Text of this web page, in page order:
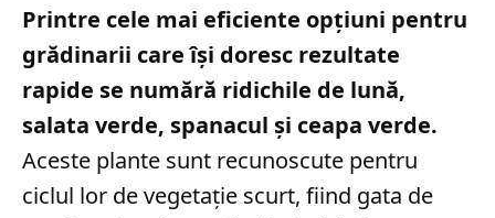
Printre cele mai eficiente opțiuni pentru
grădinarii care își doresc rezultate
rapide se numără ridichile de lună,
salata verde, spanacul și ceapa verde.
Aceste plante sunt recunoscute pentru
ciclul lor de vegetație scurt, fiind gata de